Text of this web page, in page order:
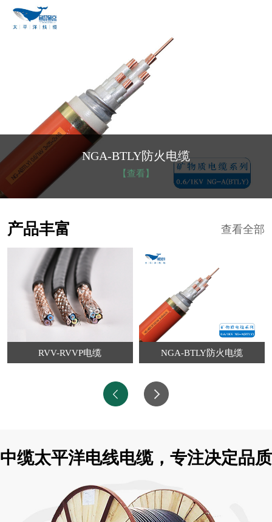
NGA-BTLY防火电缆
【查看】
查看全部
产品丰富
RVV-RVVP电缆 NGA-BTLY防火电缆
中缆太平洋电线电缆，专注决定品质